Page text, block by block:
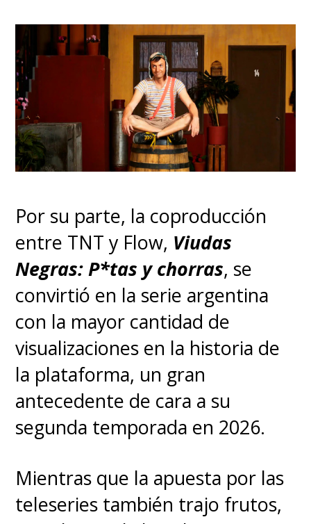
Por su parte, la coproducción
entre TNT y Flow, Viudas
Negras: P*tas y chorras, se
convirtió en la serie argentina
con la mayor cantidad de
visualizaciones en la historia de
la plataforma, un gran
antecedente de cara a su
segunda temporada en 2026.
Mientras que la apuesta por las
teleseries también trajo frutos,